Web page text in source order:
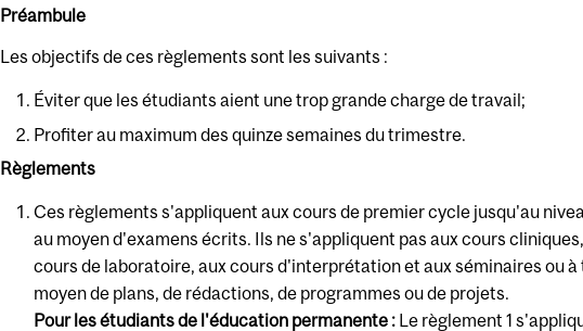
Préambule
Les objectifs de ces règlements sont les suivants :
Éviter que les étudiants aient une trop grande charge de travail;
Profiter au maximum des quinze semaines du trimestre.
Règlements
Ces règlements s'appliquent aux cours de premier cycle jusqu'au
au moyen d'examens écrits. Ils ne s'appliquent pas aux cours
cours de laboratoire, aux cours d'interprétation et aux séminaires ou
moyen de plans, de rédactions, de programmes ou de projets.
Pour les étudiants de l'éducation permanente : Le règlement 1